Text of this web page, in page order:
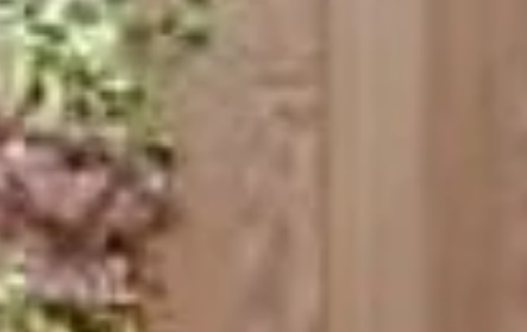
5 Nächte
Lindenhof Pure Luxury & Spa
DolceVita Resort